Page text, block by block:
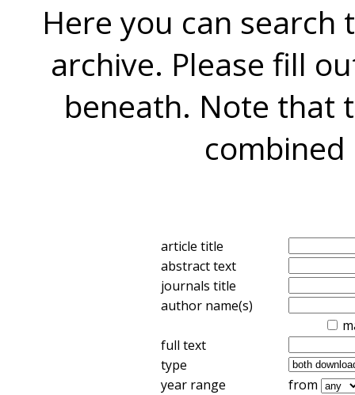
Here you can search
archive. Please fill
beneath. Note that
combined
article title
abstract text
journals title
author name(s)
full text
type
year range
from